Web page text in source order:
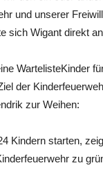
und unserer
sich Wigant direkt
WartelisteKinder
der
zur Weihen:
Kindern starten,
zu